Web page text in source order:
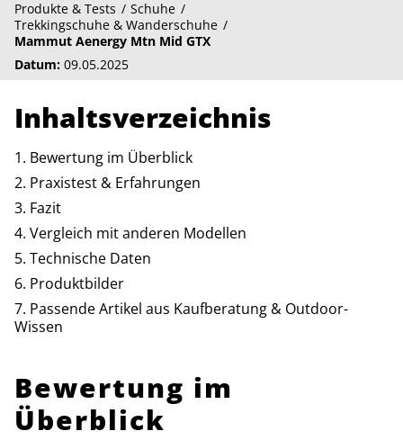
Produkte & Tests
Schuhe
Trekkingschuhe & Wanderschuhe
Mammut Aenergy Mtn Mid GTX
Datum: 09.05.2025
Inhaltsverzeichnis
Bewertung im Überblick
Praxistest & Erfahrungen
Fazit
Vergleich mit anderen Modellen
Technische Daten
Produktbilder
Passende Artikel aus Kaufberatung & Outdoor-
Wissen
Bewertung im
Überblick